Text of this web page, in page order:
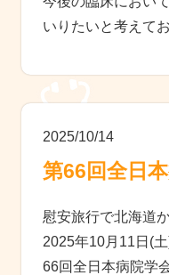
いりたいと考えて
2025/10/14
第66回全日
慰安旅行で北海道
2025年10月11日(
66回全日本病院学